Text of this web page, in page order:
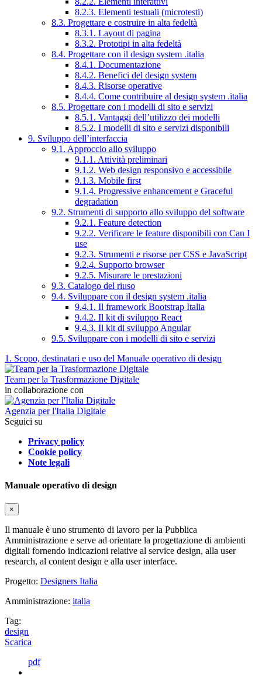
8.2.3. Elementi testuali (microtesti)
8.3. Progettare e costruire in alta fedeltà
8.3.1. Layout di pagina
8.3.2. Prototipi in alta fedeltà
8.4. Progettare con il design system .italia
8.4.1. Documentazione
8.4.2. Benefici del design system
8.4.3. Risorse operative
8.4.4. Come contribuire al design system .italia
8.5. Progettare con i modelli di sito e servizi
8.5.1. Vantaggi dell’utilizzo dei modelli
8.5.2. I modelli di sito e servizi disponibili
9. Sviluppo dell’interfaccia
9.1. Approccio allo sviluppo
9.1.1. Attività preliminari
9.1.2. Web design responsivo e accessibile
9.1.3. Mobile first
9.1.4. Progressive enhancement e Graceful
degradation
9.2. Strumenti di supporto allo sviluppo del software
9.2.1. Feature detection
9.2.2. Verificare le feature disponibili con Can I
use
9.2.3. Strumenti e risorse per CSS e JavaScript
9.2.4. Supporto browser
9.2.5. Misurare le prestazioni
9.3. Catalogo del riuso
9.4. Sviluppare con il design system .italia
9.4.1. Il framework Bootstrap Italia
9.4.2. Il kit di sviluppo React
9.4.3. Il kit di sviluppo Angular
9.5. Sviluppare con i modelli di sito e servizi
1. Scopo, destinatari e uso del Manuale operativo di design
Team per la Trasformazione Digitale
in collaborazione con
Agenzia per l'Italia Digitale
Seguici su
Privacy policy
Cookie policy
Note legali
Manuale operativo di design
×
Il manuale è uno strumento di lavoro per la Pubblica
Amministrazione e serve ad orientare la progettazione di ambienti
digitali fornendo indicazioni relative al service design, alla user
research, al content design e alla user interface.
Progetto: Designers Italia
Amministrazione: italia
Tag:
design
Scarica
pdf